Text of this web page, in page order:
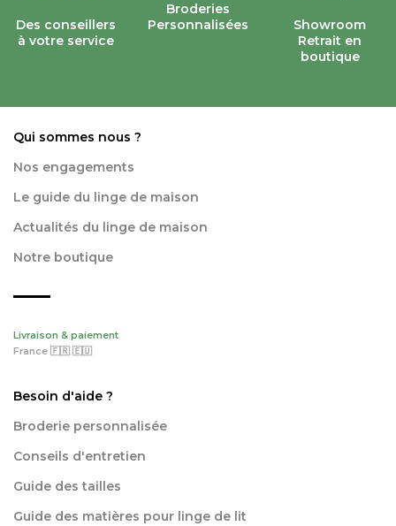
Des conseillers
à votre service
Broderies
Personnalisées
Showroom
Retrait en
boutique
Qui sommes nous ?
Nos engagements
Le guide du linge de maison
Actualités du linge de maison
Notre boutique
Livraison & paiement
France 🇫🇷 🇪🇺
Besoin d'aide ?
Broderie personnalisée
Conseils d'entretien
Guide des tailles
Guide des matières pour linge de lit